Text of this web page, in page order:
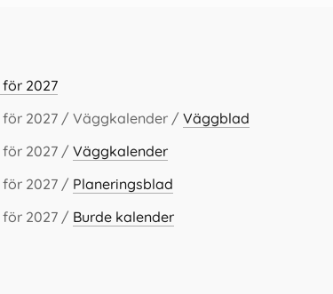
2027
2027 / Väggkalender / Väggblad
2027 / Väggkalender
2027 / Planeringsblad
2027 / Burde kalender